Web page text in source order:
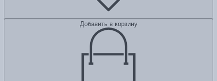
Добавить в корзину